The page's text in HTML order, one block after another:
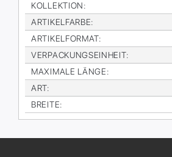
KOL­LEK­TI­ON:
AR­TI­KEL­FAR­BE:
AR­TI­KEL­FOR­MAT:
VER­PA­CKUNGS­EIN­HEIT:
MA­XI­MA­LE LÄN­GE:
ART:
BREI­TE: